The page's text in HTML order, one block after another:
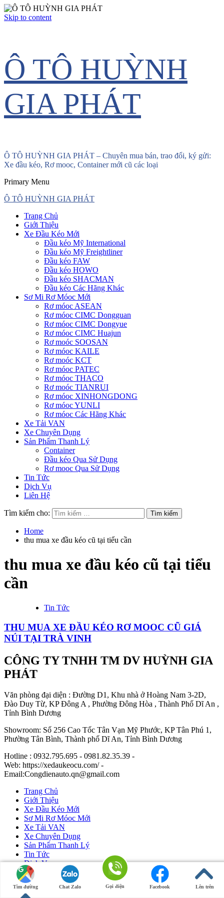
Skip to content
Ô TÔ HUỲNH
GIA PHÁT
Ô TÔ HUỲNH GIA PHÁT – Chuyên mua bán, trao đổi, ký gửi:
Xe đầu kéo, Rơ mooc, Container mới cũ các loại
Primary Menu
Ô TÔ HUỲNH GIA PHÁT
Trang Chủ
Giới Thiệu
Xe Đầu Kéo Mới
Đầu kéo Mỹ International
Đầu kéo Mỹ Freightliner
Đầu kéo FAW
Đầu kéo HOWO
Đầu kéo SHACMAN
Đầu kéo Các Hãng Khác
Sơ Mi Rơ Móoc Mới
Rơ móoc ASEAN
Rơ móoc CIMC Dongguan
Rơ móoc CIMC Dongyue
Rơ móoc CIMC Huajun
Rơ moóc SOOSAN
Rơ móoc KAILE
Rơ moóc KCT
Rơ móoc PATEC
Rơ móoc THACO
Rơ moóc TIANRUI
Rơ móoc XINHONGDONG
Rơ móoc YUNLI
Rơ móoc Các Hãng Khác
Xe Tải VAN
Xe Chuyên Dụng
Sản Phẩm Thanh Lý
Container
Đầu kéo Qua Sử Dụng
Rơ mooc Qua Sử Dụng
Tin Tức
Dịch Vụ
Liên Hệ
Tìm kiếm cho:
Home
thu mua xe đầu kéo cũ tại tiểu cần
thu mua xe đầu kéo cũ tại tiểu
cần
Tin Tức
THU MUA XE ĐẦU KÉO RƠ MOOC CŨ GIÁ
NÚI TẠI TRÀ VINH
CÔNG TY TNHH TM DV HUỲNH GIA
PHÁT
Văn phòng đại diện : Đường D1, Khu nhà ở Hoàng Nam 3-2D,
Đào Duy Từ, KP Đông A , Phường Đông Hòa , Thành Phố Dĩ An ,
Tỉnh Bình Dương
Showroom: Số 256 Cao Tốc Tân Vạn Mỹ Phước, KP Tân Phú 1,
Phường Tân Bình, Thành phố Dĩ An, Tỉnh Bình Dương
Hotline : 0932.795.695 - 0981.82.35.39 -
Web: https://xedaukeocu.com/ -
Email:Congdienauto.qn@gmail.com
Tìm đường Chat Zalo Gọi điện Facebook Lên trên
Trang Chủ
Giới Thiệu
Xe Đầu Kéo Mới
Sơ Mi Rơ Móoc Mới
Xe Tải VAN
Xe Chuyên Dụng
Sản Phẩm Thanh Lý
Tin Tức
Dịch Vụ
Liên Hệ
Ô Tô Huỳnh Gia Phát|Xe Đầu Kéo Mỹ by Huỳnh Gia Phát.